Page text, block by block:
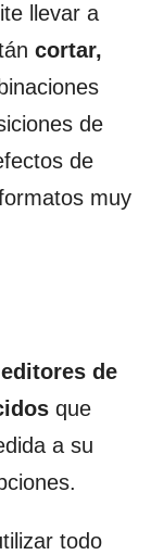
llevar a
cortar,
de
de
muy
editores de
que
a su
todo